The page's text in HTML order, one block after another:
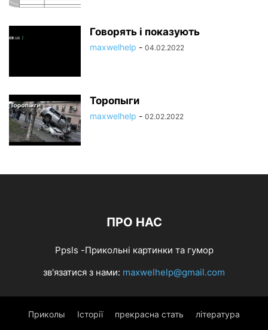
Говорять і показують
maxwelhelp - 04.02.2022
Торопыги
maxwelhelp - 02.02.2022
ПРО НАС
Ppsls -Прикольні картинки та гумор
зв'язатися з нами: maxwelhelp@gmail.com
Приколы Історії прекрасна стать література